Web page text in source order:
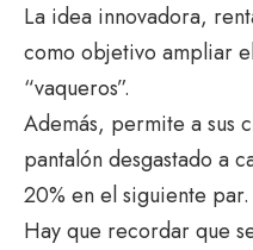
La idea innovadora,
como objetivo ampliar
“vaqueros”.
Además, permite a sus
pantalón desgastado a
20% en el siguiente par.
Hay que recordar que